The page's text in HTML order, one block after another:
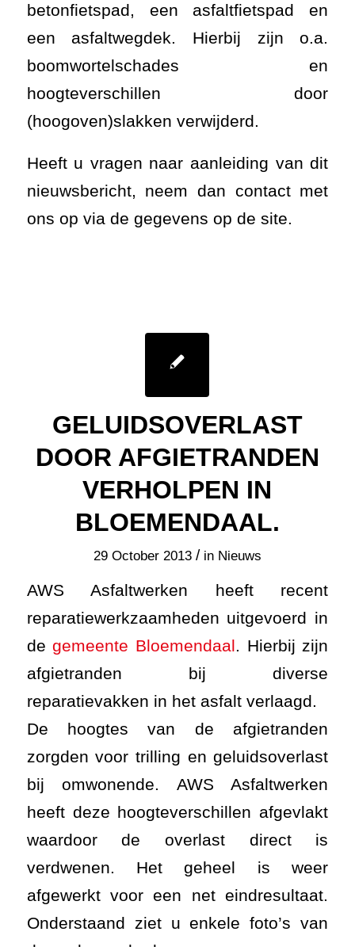
betonfietspad, een asfaltfietspad en
een asfaltwegdek. Hierbij zijn o.a.
boomwortelschades en
hoogteverschillen door
(hoogoven)slakken verwijderd.
Heeft u vragen naar aanleiding van dit
nieuwsbericht, neem dan contact met
ons op via de gegevens op de site.
GELUIDSOVERLAST
DOOR AFGIETRANDEN
VERHOLPEN IN
BLOEMENDAAL.
29 October 2013 / in Nieuws
AWS Asfaltwerken heeft recent
reparatiewerkzaamheden uitgevoerd in
de gemeente Bloemendaal. Hierbij zijn
afgietranden bij diverse
reparatievakken in het asfalt verlaagd.
De hoogtes van de afgietranden
zorgden voor trilling en geluidsoverlast
bij omwonende. AWS Asfaltwerken
heeft deze hoogteverschillen afgevlakt
waardoor de overlast direct is
verdwenen. Het geheel is weer
afgewerkt voor een net eindresultaat.
Onderstaand ziet u enkele foto’s van